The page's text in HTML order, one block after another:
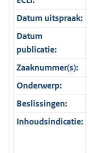
Datum uitspraak:
Datum
publicatie:
Zaaknummer(s):
Onderwerp:
Beslissingen:
Inhoudsindicatie: